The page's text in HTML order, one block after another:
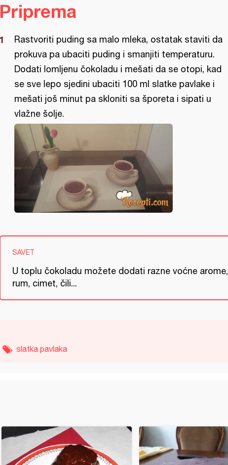
Priprema
Rastvoriti puding sa malo mleka, ostatak staviti da
prokuva pa ubaciti puding i smanjiti temperaturu.
Dodati lomljenu čokoladu i mešati da se otopi, kad
se sve lepo sjedini ubaciti 100 ml slatke pavlake i
mešati još minut pa skloniti sa šporeta i sipati u
vlažne šolje.
SAVET
U toplu čokoladu možete dodati razne voćne arome,
rum, cimet, čili...
slatka pavlaka